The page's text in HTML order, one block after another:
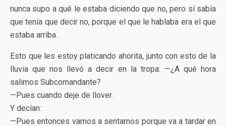
nunca supo a qué le estaba diciendo que no, pero sí sabía
que tenía que decir no, porque el que le hablaba era el que
estaba arriba.
Esto que les estoy platicando ahorita, junto con esto de la
lluvia que nos llevó a decir en la tropa: —¿A qué hora
salimos Subcomandante?
—Pues cuando deje de llover.
Y decían:
—Pues entonces vamos a sentarnos porque va a tardar en